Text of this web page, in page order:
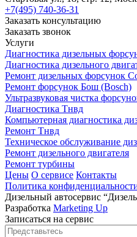
+7(495) 740-36-31
Заказать консультацию
Заказать звонок
Услуги
Диагностика дизельных
Диагностика дизельного
Ремонт дизельных форсунок
Ремонт форсунок Бош (Bosch)
Ультразвуковая чистка
Диагностика Тнвд
Компьютерная диагностика
Ремонт Тнвд
Техническое обслуживание
Ремонт дизельного двигателя
Ремонт турбины
Цены О сервисе Контакты
Политика
Дизельный автосервис
Разработка Marketing Up
Записаться на сервис
Представьтесь